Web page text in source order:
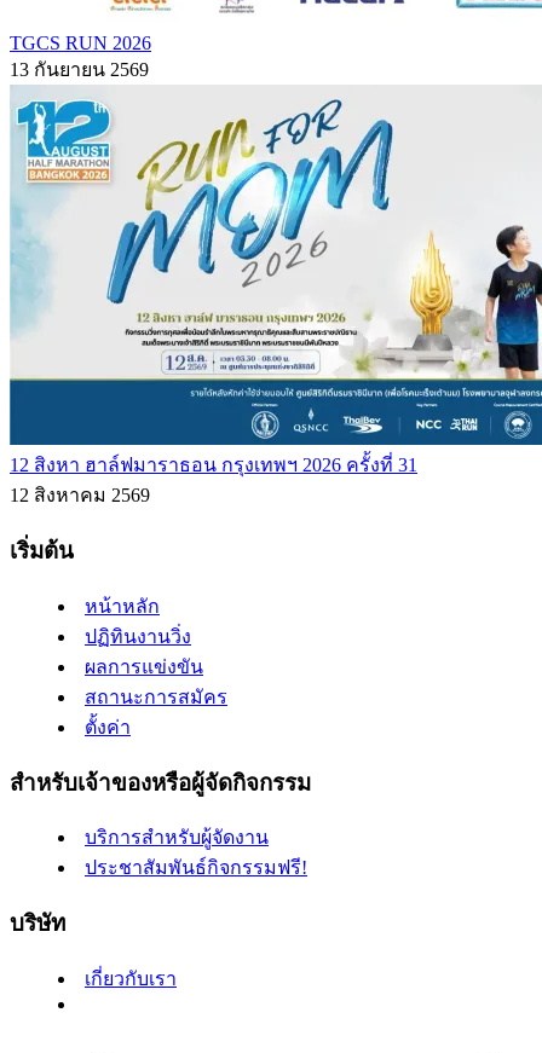
TGCS RUN 2026
13 กันยายน 2569
12 สิงหา ฮาล์ฟมาราธอน กรุงเทพฯ 2026 ครั้งที่ 31
12 สิงหาคม 2569
เริ่มต้น
หน้าหลัก
ปฏิทินงานวิ่ง
ผลการแข่งขัน
สถานะการสมัคร
ตั้งค่า
สำหรับเจ้าของหรือผู้จัดกิจกรรม
บริการสำหรับผู้จัดงาน
ประชาสัมพันธ์กิจกรรมฟรี!
บริษัท
เกี่ยวกับเรา